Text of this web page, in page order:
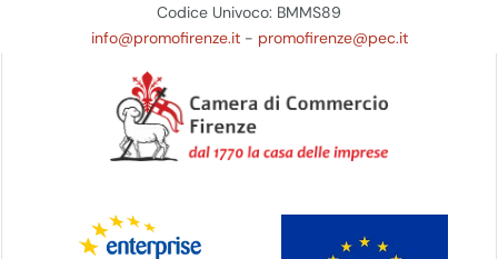
Codice Univoco: BMMS89
info@promofirenze.it- promofirenze@pec.it